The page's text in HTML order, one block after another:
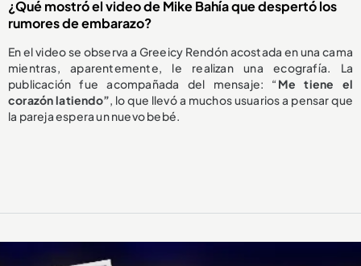
¿Qué mostró el video de Mike Bahía que despertó los
rumores de embarazo?
En el video se observa a Greeicy Rendón acostada en una cama
mientras, aparentemente, le realizan una ecografía. La
publicación fue acompañada del mensaje: “ Me tiene el
corazón latiendo”, lo que llevó a muchos usuarios a pensar que
la pareja espera un nuevo bebé.